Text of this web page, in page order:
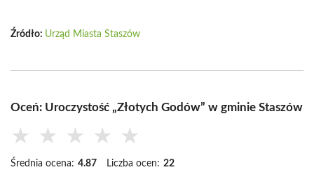
Źródło: Urząd Miasta Staszów
Oceń: Uroczystość „Złotych Godów” w gminie Staszów
★ ★ ★ ★ ★
Średnia ocena: 4.87 Liczba ocen: 22